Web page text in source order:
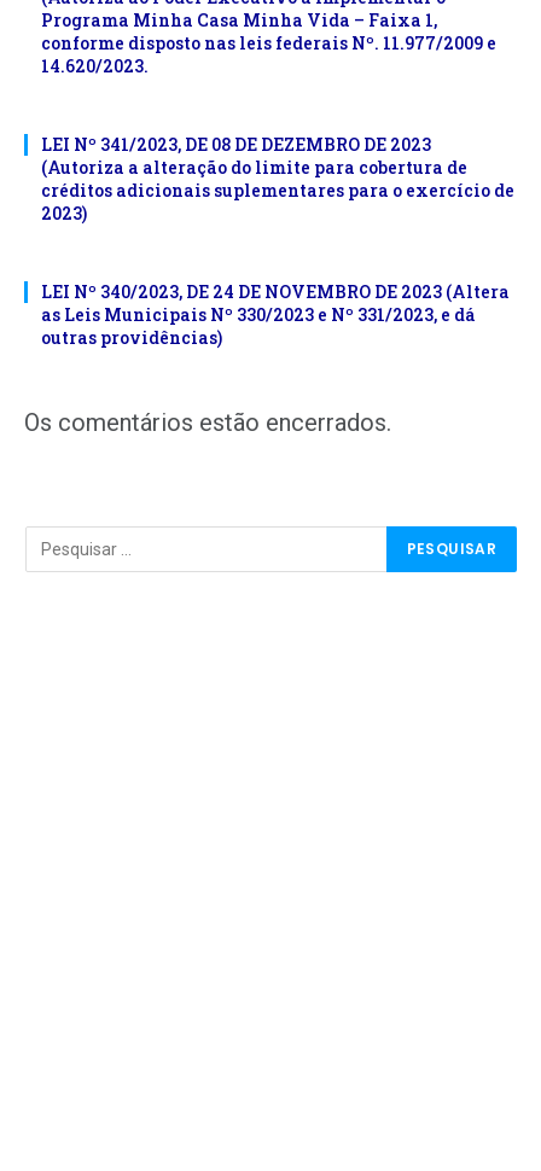
Programa Minha Casa Minha Vida – Faixa 1,
conforme disposto nas leis federais Nº. 11.977/2009 e
14.620/2023.
LEI Nº 341/2023, DE 08 DE DEZEMBRO DE 2023
(Autoriza a alteração do limite para cobertura de
créditos adicionais suplementares para o exercício de
2023)
LEI Nº 340/2023, DE 24 DE NOVEMBRO DE 2023 (Altera
as Leis Municipais Nº 330/2023 e Nº 331/2023, e dá
outras providências)
Os comentários estão encerrados.